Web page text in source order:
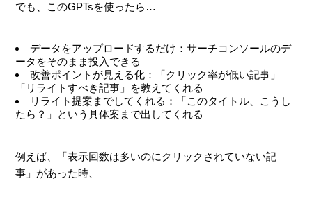
でも、このGPTsを使ったら…
データをアップロードするだけ：サーチコンソールのデ
ータをそのまま投入できる
改善ポイントが見える化：「クリック率が低い記事」
「リライトすべき記事」を教えてくれる
リライト提案までしてくれる：「このタイトル、こうし
たら？」という具体案まで出してくれる
例えば、「表示回数は多いのにクリックされていない記
事」があった時、